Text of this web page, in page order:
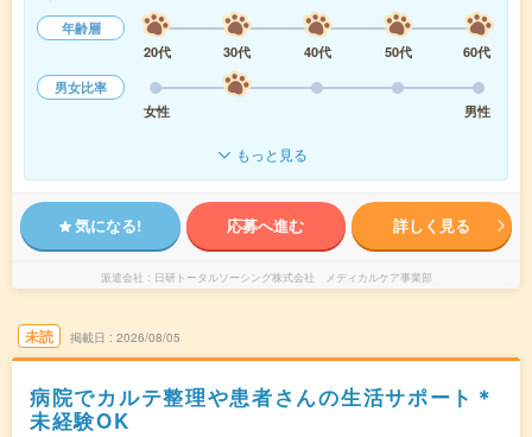
年齢層
20代
30代 40代 50代
60代
男女比率
女性
男性
もっと見る
気になる! 応募へ進む 詳しく見る
派遣会社 日研トータルソーシング株式会社 メディカルケア事業部
未読 掲載日 2026/08/05
病院でカルテ整理や患者さんの生活サポート＊
未経験OK